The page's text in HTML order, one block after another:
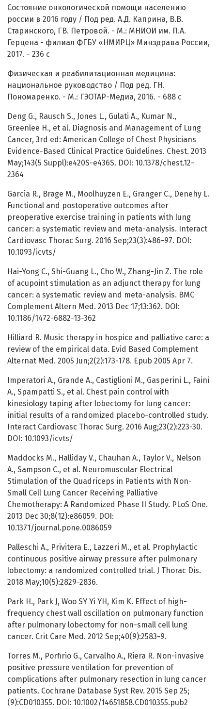
Состояние онкологической помощи населению
россии в 2016 году / Под ред. А.Д. Каприна, В.В.
Старинского, ГВ. Петровой. - М.: МНИОИ им. П.А.
Герцена - филиал ФГБУ «НМИРЦ» Минздрава России,
2017. - 236 с
Физическая и реабилитационная медицина:
национальное руководство / Под ред. ГН.
Пономаренко. - М.: ГЭОТАР-Медиа, 2016. - 688 с
Deng G., Rausch S., Jones L., Gulati A., Kumar N.,
Greenlee H., et al. Diagnosis and Management of Lung
Cancer, 3rd ed: American College of Chest Physicians
Evidence-Based Clinical Practice Guidelines. Chest. 2013
May;143(5 Suppl):e420S-e436S. DOI: 10.1378/chest.12-
2364
Garcia R., Brage M., Moolhuyzen E., Granger C., Denehy L.
Functional and postoperative outcomes after
preoperative exercise training in patients with lung
cancer: a systematic review and meta-analysis. Interact
Cardiovasc Thorac Surg. 2016 Sep;23(3):486-97. DOI:
10.1093/icvts/
Hai-Yong C., Shi-Guang L., Cho W., Zhang-Jin Z. The role
of acupoint stimulation as an adjunct therapy for lung
cancer: a systematic review and meta-analysis. BMC
Complement Altern Med. 2013 Dec 17;13:362. DOI:
10.1186/1472-6882-13-362
Hilliard R. Music therapy in hospice and palliative care: a
review of the empirical data. Evid Based Complement
Alternat Med. 2005 Jun;2(2):173-178. Epub 2005 Apr 7.
Imperatori A., Grande A., Castiglioni M., Gasperini L., Faini
A., Spampatti S., et al. Chest pain control with
kinesiology taping after lobectomy for lung cancer:
initial results of a randomized placebo-controlled study.
Interact Cardiovasc Thorac Surg. 2016 Aug;23(2):223-30.
DOI: 10.1093/icvts/
Maddocks М., Halliday V., Chauhan A., Taylor V., Nelson
A., Sampson C., et al. Neuromuscular Electrical
Stimulation of the Quadriceps in Patients with Non-
Small Cell Lung Cancer Receiving Palliative
Chemotherapy: A Randomized Phase II Study. PLoS One.
2013 Dec 30;8(12):e86059. DOI:
10.1371/journal.pone.0086059
Palleschi A., Privitera E., Lazzeri M., et al. Prophylactic
continuous positive airway pressure after pulmonary
lobectomy: a randomized controlled trial. J Thorac Dis.
2018 May;10(5):2829-2836.
Park H., Park J, Woo SY Yi YH, Kim K. Effect of high-
frequency chest wall oscillation on pulmonary function
after pulmonary lobectomy for non-small cell lung
cancer. Crit Care Med. 2012 Sep;40(9):2583-9.
Torres M., Porfirio G., Carvalho A., Riera R. Non-invasive
positive pressure ventilation for prevention of
complications after pulmonary resection in lung cancer
patients. Cochrane Database Syst Rev. 2015 Sep 25;
(9):CD010355. DOI: 10.1002/14651858.CD010355.pub2